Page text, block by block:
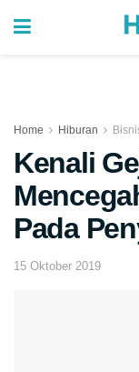
Home Hiburan
Kenali
Pada
15 Oktober 2019